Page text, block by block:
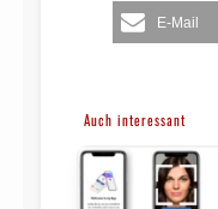
E-Mail
Auch interessant